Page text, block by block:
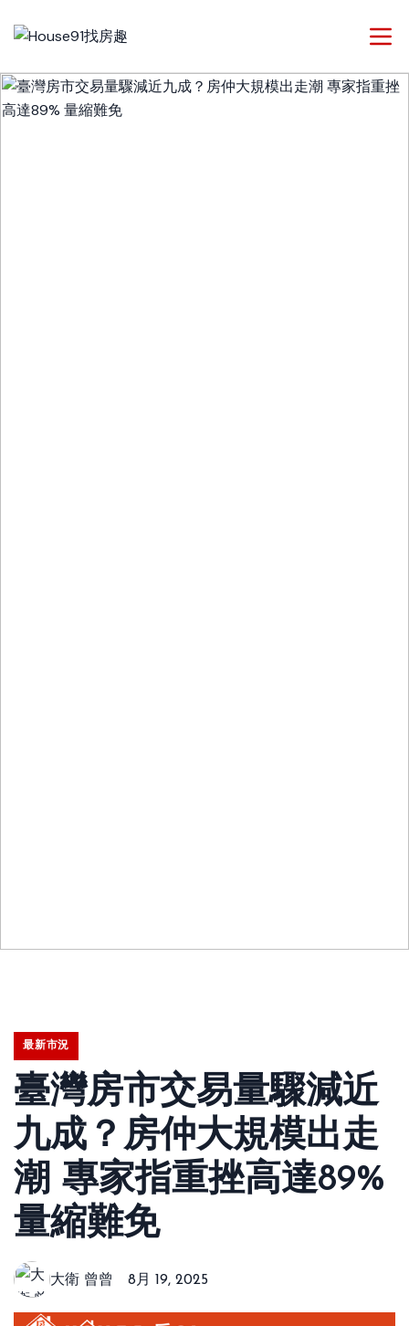
最新市況
臺灣房市交易量驟減近
九成？房仲大規模出走
潮 專家指重挫高達89%
量縮難免
大衛 曾曾 8月 19, 2025